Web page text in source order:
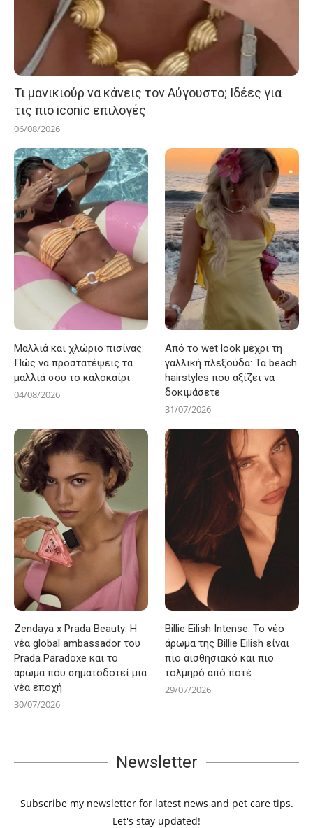
Τι μανικιούρ να κάνεις τον Αύγουστο; Ιδέες για
τις πιο iconic επιλογές
06/08/2026
Μαλλιά και χλώριο πισίνας:
Πώς να προστατέψεις τα
μαλλιά σου το καλοκαίρι
04/08/2026
Από το wet look μέχρι τη
γαλλική πλεξούδα: Τα beach
hairstyles που αξίζει να
δοκιμάσετε
31/07/2026
Zendaya x Prada Beauty: Η
νέα global ambassador του
Prada Paradoxe και το
άρωμα που σηματοδοτεί μια
νέα εποχή
30/07/2026
Billie Eilish Intense: Το νέο
άρωμα της Billie Eilish είναι
πιο αισθησιακό και πιο
τολμηρό από ποτέ
29/07/2026
Newsletter
Subscribe my newsletter for latest news and pet care tips.
Let's stay updated!